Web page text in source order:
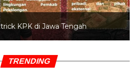
DPR Dinonaktifkan
TRENDING